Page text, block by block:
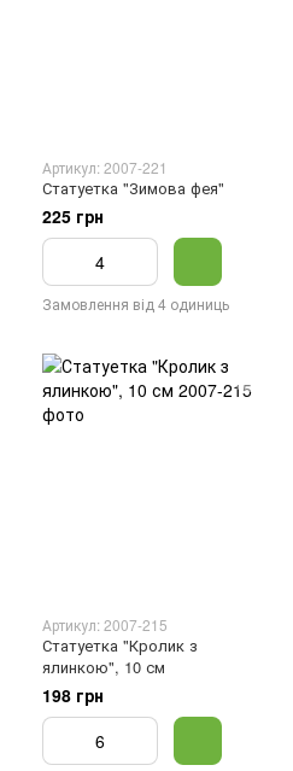
Артикул: 2007-221
Статуетка "Зимова фея"
225 грн
Замовлення від 4 одиниць
Артикул: 2007-215
Статуетка "Кролик з
ялинкою", 10 см
198 грн